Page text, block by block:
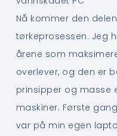
Nå kommer den
tørkeprosessen. Jeg
årene som
overlever, og den er
prinsipper og masse
maskiner. Første
var på min egen